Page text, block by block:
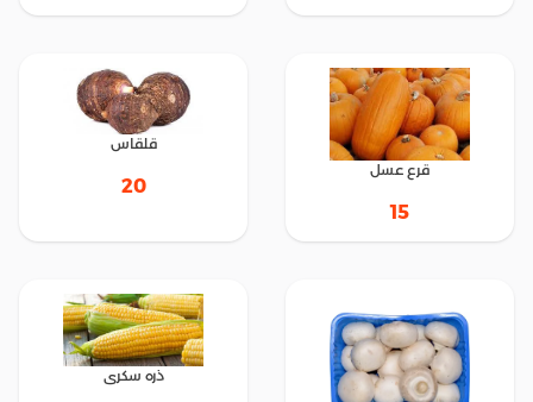
قرع عسل
15
قلقاس
20
ذره سكرى